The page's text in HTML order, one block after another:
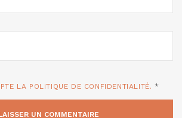
LA POLITIQUE DE CONFIDENTIALITÉ. *